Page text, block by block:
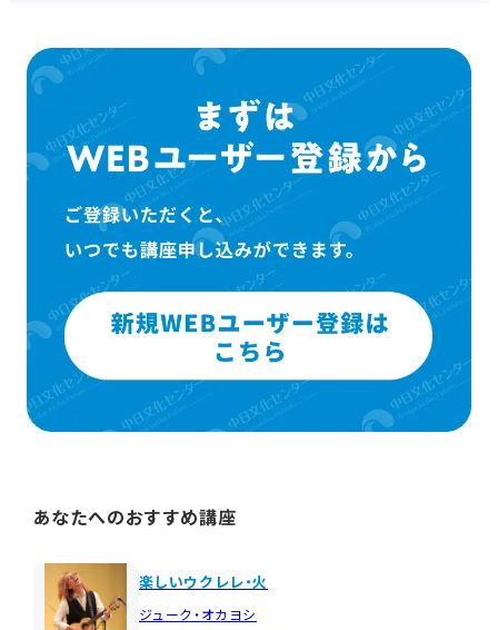
あなたへのおすすめ講座
楽しいウクレレ・火
ジューク・オカヨシ